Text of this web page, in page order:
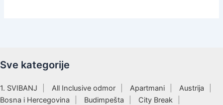
Sve kategorije
1. SVIBANJ All Inclusive odmor Apartmani
Austrija
Bosna i Hercegovina
Budimpešta
City Break